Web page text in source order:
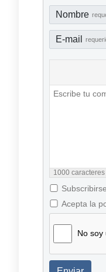
Nombre
E-mail
1000
Acepta la
No soy